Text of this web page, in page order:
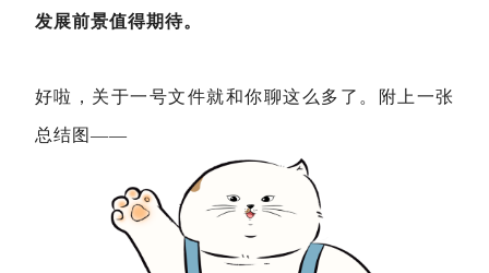
发展前景值得期待。
好啦，关于一号文件就和你聊这么多了。附上一张
总结图——